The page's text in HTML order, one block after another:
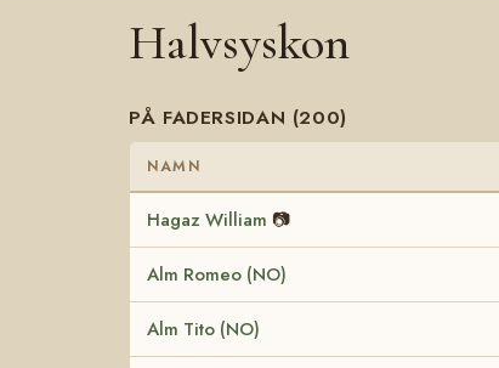
Halvsyskon
PÅ FADERSIDAN (200)
NAMN
Hagaz William 📷
Alm Romeo (NO)
Alm Tito (NO)